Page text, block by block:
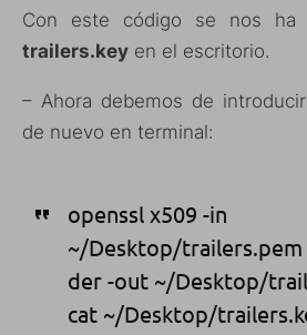
Con este código se nos ha
trailers.key en el escritorio.
– Ahora debemos de
de nuevo en terminal:
openssl x509 -in
~/Desktop/
der -out ~/Desktop/
cat ~/Desktop/